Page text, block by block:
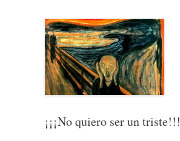
¡¡¡No quiero ser un triste!!!